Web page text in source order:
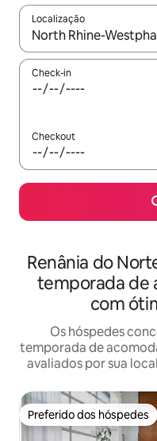
Localização
Quando os resultados
Check-in
Checkout
Renânia do
temporada de
com
Os hóspedes
temporada de
avaliados por sua
Preferido dos hóspedes
Preferido dos hóspedes